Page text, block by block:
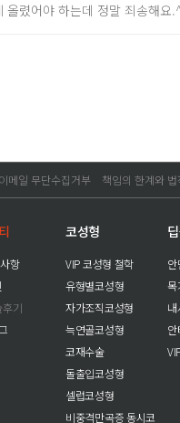
올렸어야 하는데 정말 죄송해
이메일 무단수집거부 책임의 한계와 법
항
후기
코성형
VIP 코성형 철학
유형별코성형
자가조직코성형
늑연골코성형
코재수술
돌출입코성형
셀럽코성형
비중격만곡증 동시코
목
내